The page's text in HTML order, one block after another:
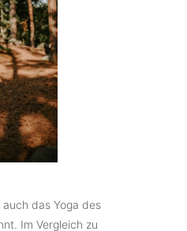
das Yoga des
Im Vergleich zu